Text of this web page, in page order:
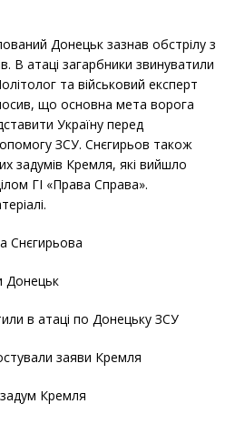
Донецьк зазнав обстрілу з
В атаці загарбники звинуватили
та військовий експерт
що основна мета ворога
Україну перед
ЗСУ. Снєгирьов також
задумів Кремля, які вийшло
ГІ «Права Справа».
Снєгирьова
Донецьк
в атаці по Донецьку ЗСУ
заяви Кремля
Кремля